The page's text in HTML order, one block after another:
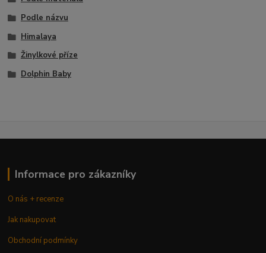
Podle názvu
Himalaya
Žinylkové příze
Dolphin Baby
Informace pro zákazníky
O nás + recenze
Jak nakupovat
Obchodní podmínky